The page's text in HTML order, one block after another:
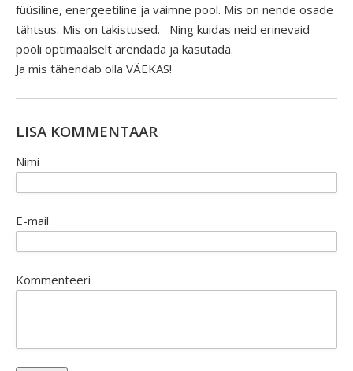
füüsiline, energeetiline ja vaimne pool. Mis on nende osade
tähtsus. Mis on takistused. Ning kuidas neid erinevaid
pooli optimaalselt arendada ja kasutada.
Ja mis tähendab olla VÄEKAS!
LISA KOMMENTAAR
Nimi
E-mail
Kommenteeri